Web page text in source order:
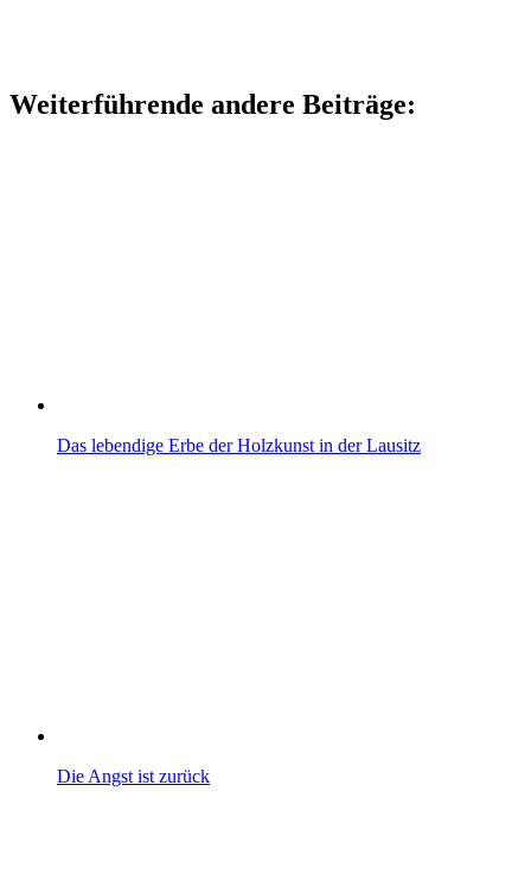
Weiterführende andere Beiträge:
Das lebendige Erbe der Holzkunst in der Lausitz
Die Angst ist zurück